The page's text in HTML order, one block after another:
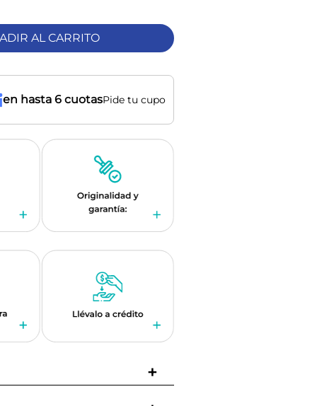
AL CARRITO
en hasta 6 cuotasPide tu cupo
+